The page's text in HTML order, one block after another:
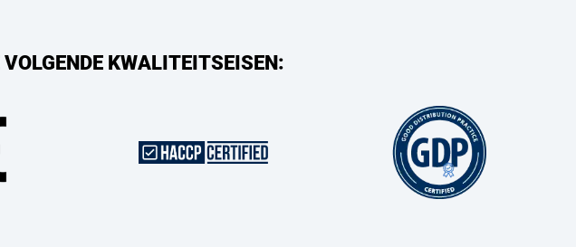
KWALITEITSEISEN: